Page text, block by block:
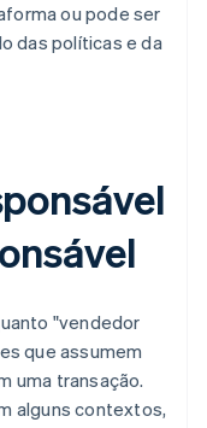
ou pode ser
das políticas e da
"vendedor
que assumem
uma transação.
alguns contextos,